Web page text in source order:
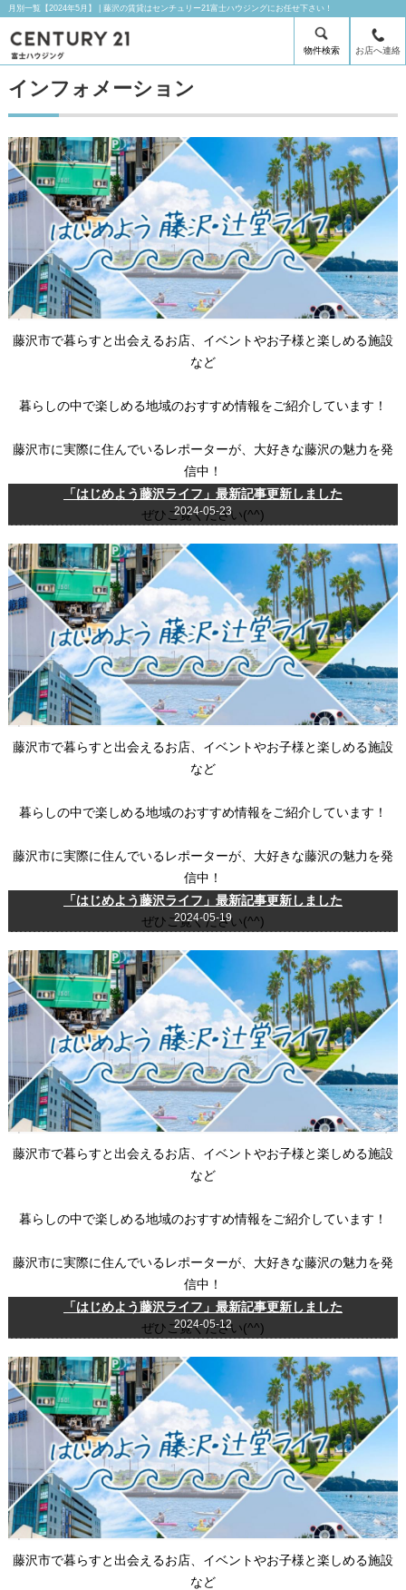
月別一覧【2024年5月】 | 藤沢の賃貸はセンチュリー21富士ハウジングにお任せ下さい！
物件検索 お店へ連絡
インフォメーション
「はじめよう藤沢ライフ」最新記事更新しました
2024-05-23
藤沢市で暮らすと出会えるお店、イベントやお子様と楽しめる施設
など
暮らしの中で楽しめる地域のおすすめ情報をご紹介しています！
藤沢市に実際に住んでいるレポーターが、大好きな藤沢の魅力を発
信中！
ぜひご覧ください(^^)
「はじめよう藤沢ライフ」最新記事更新しました
2024-05-19
藤沢市で暮らすと出会えるお店、イベントやお子様と楽しめる施設
など
暮らしの中で楽しめる地域のおすすめ情報をご紹介しています！
藤沢市に実際に住んでいるレポーターが、大好きな藤沢の魅力を発
信中！
ぜひご覧ください(^^)
「はじめよう藤沢ライフ」最新記事更新しました
2024-05-12
藤沢市で暮らすと出会えるお店、イベントやお子様と楽しめる施設
など
暮らしの中で楽しめる地域のおすすめ情報をご紹介しています！
藤沢市に実際に住んでいるレポーターが、大好きな藤沢の魅力を発
信中！
ぜひご覧ください(^^)
藤沢市で暮らすと出会えるお店、イベントやお子様と楽しめる施設
など